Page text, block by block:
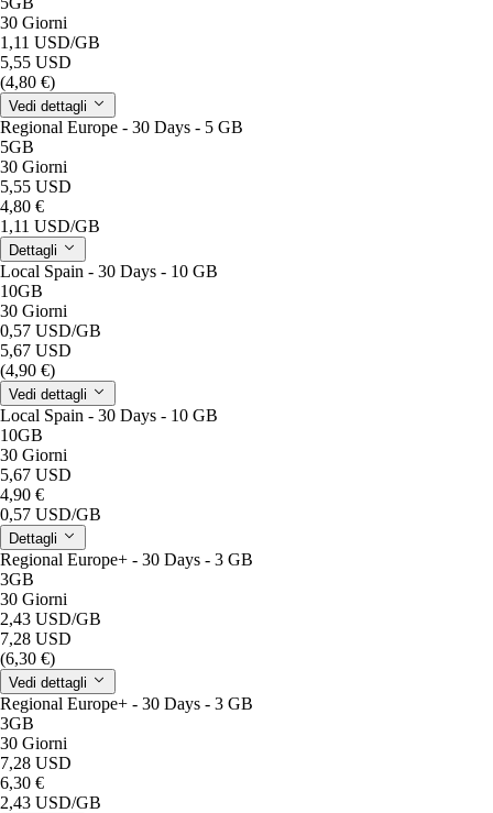
30 Giorni
1,11 USD/GB
5,55 USD
(4,80 €)
Vedi dettagli
Regional Europe - 30 Days - 5 GB
5GB
30 Giorni
5,55 USD
4,80 €
1,11 USD/GB
Dettagli
Local Spain - 30 Days - 10 GB
10GB
30 Giorni
0,57 USD/GB
5,67 USD
(4,90 €)
Vedi dettagli
Local Spain - 30 Days - 10 GB
10GB
30 Giorni
5,67 USD
4,90 €
0,57 USD/GB
Dettagli
Regional Europe+ - 30 Days - 3 GB
3GB
30 Giorni
2,43 USD/GB
7,28 USD
(6,30 €)
Vedi dettagli
Regional Europe+ - 30 Days - 3 GB
3GB
30 Giorni
7,28 USD
6,30 €
2,43 USD/GB